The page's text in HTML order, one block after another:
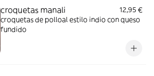
croquetas manali
12,95 €
croquetas de polloal estilo indio con queso
fundido